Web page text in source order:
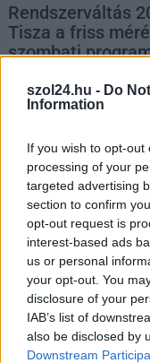
szol24.hu - Do
Information
If you wish to opt-
processing of your
targeted advertising
section to confirm
opt-out request is
interest-based ads
us or personal
your opt-out. You
disclosure of your
IAB’s list of
also be disclosed by
Downstream
Rendszerváltás
Tisza a friss
szombati
2026.05.06. Kiss
számokba, a Fidesz
mélybe zuhant, már a
Tisza döbbenetes
többsége pedig